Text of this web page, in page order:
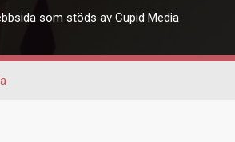
som stöds av Cupid Media